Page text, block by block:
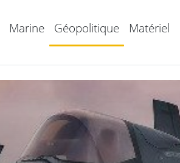
Marine Géopolitique Matériel